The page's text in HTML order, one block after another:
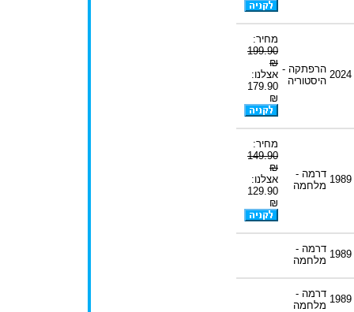
2024 הרפתקה -
היסטוריה
מחיר:
199.90
₪
אצלנו:
179.90
₪
1989 דרמה -
מלחמה
מחיר:
149.90
₪
אצלנו:
129.90
₪
1989 דרמה -
מלחמה
1989 דרמה -
מלחמה